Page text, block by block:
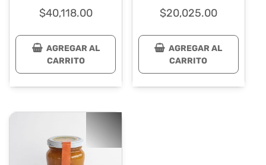
en
5
$40,118.00
AGREGAR AL
CARRITO
en
5
$20,025.00
AGREGAR AL
CARRITO